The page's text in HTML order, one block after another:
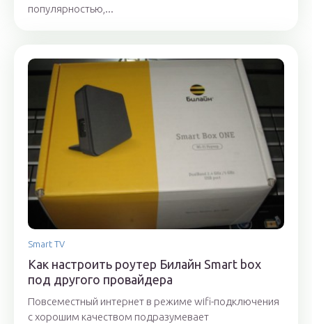
популярностью,...
Smart TV
Как настроить роутер Билайн Smart box
под другого провайдера
Повсеместный интернет в режиме wifi-подключения
с хорошим качеством подразумевает